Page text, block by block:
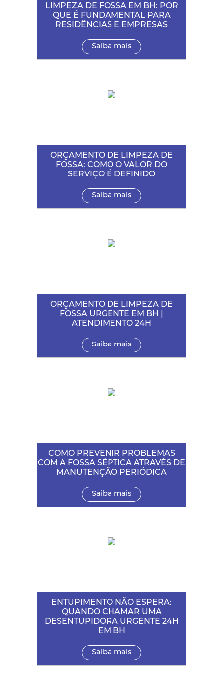
LIMPEZA DE FOSSA EM BH: POR
QUE É FUNDAMENTAL PARA
RESIDÊNCIAS E EMPRESAS
Saiba mais
ORÇAMENTO DE LIMPEZA DE
FOSSA: COMO O VALOR DO
SERVIÇO É DEFINIDO
Saiba mais
ORÇAMENTO DE LIMPEZA DE
FOSSA URGENTE EM BH |
ATENDIMENTO 24H
Saiba mais
COMO PREVENIR PROBLEMAS
COM A FOSSA SÉPTICA ATRAVÉS DE
MANUTENÇÃO PERIÓDICA
Saiba mais
ENTUPIMENTO NÃO ESPERA:
QUANDO CHAMAR UMA
DESENTUPIDORA URGENTE 24H
EM BH
Saiba mais